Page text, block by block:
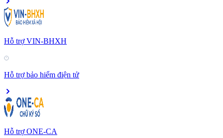
Hỗ trợ VIN-BHXH
Hỗ trợ bảo hiểm điện tử
Hỗ trợ ONE-CA